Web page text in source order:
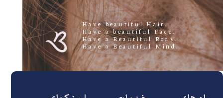
.Have beautiful Hair
.Have a beautiful Face
.Have a Beautiful Body
.Have a Beautiful Mind